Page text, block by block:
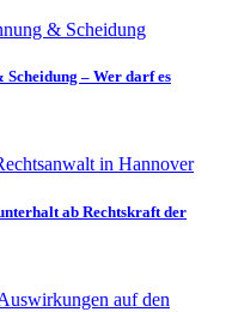
Scheidung – Wer darf es
ab Rechtskraft der